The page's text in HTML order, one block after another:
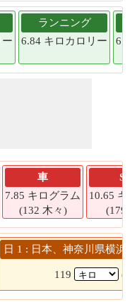
ランニング
6.84 キロカロリー
車
7.85 キログラム
(132 木々)
10.65 キ
(179
日 1 : 日本、神奈川県横浜
119 (1